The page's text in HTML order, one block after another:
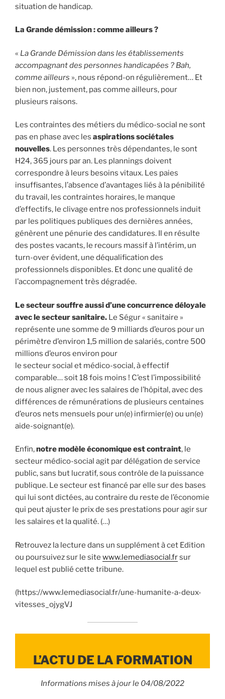
situation de handicap.
La Grande démission : comme ailleurs ?
« La Grande Démission dans les établissements
accompagnant des personnes handicapées ? Bah,
comme ailleurs », nous répond-on régulièrement… Et
bien non, justement, pas comme ailleurs, pour
plusieurs raisons.
Les contraintes des métiers du médico-social ne sont
pas en phase avec les aspirations sociétales
nouvelles. Les personnes très dépendantes, le sont
H24, 365 jours par an. Les plannings doivent
correspondre à leurs besoins vitaux. Les paies
insuffisantes, l’absence d’avantages liés à la pénibilité
du travail, les contraintes horaires, le manque
d’effectifs, le clivage entre nos professionnels induit
par les politiques publiques des dernières années,
génèrent une pénurie des candidatures. Il en résulte
des postes vacants, le recours massif à l’intérim, un
turn-over évident, une déqualification des
professionnels disponibles. Et donc une qualité de
l’accompagnement très dégradée.
Le secteur souffre aussi d’une concurrence déloyale
avec le secteur sanitaire. Le Ségur « sanitaire »
représente une somme de 9 milliards d’euros pour un
périmètre d’environ 1,5 million de salariés, contre 500
millions d’euros environ pour
le secteur social et médico-social, à effectif
comparable… soit 18 fois moins ! C’est l’impossibilité
de nous aligner avec les salaires de l’hôpital, avec des
différences de rémunérations de plusieurs centaines
d’euros nets mensuels pour un(e) infirmier(e) ou un(e)
aide-soignant(e).
Enfin,notre modèle économique est contraint, le
secteur médico-social agit par délégation de service
public, sans but lucratif, sous contrôle de la puissance
publique. Le secteur est financé par elle sur des bases
qui lui sont dictées, au contraire du reste de l’économie
qui peut ajuster le prix de ses prestations pour agir sur
les salaires et la qualité. (…)
Retrouvez la lecture dans un supplément à cet Edition
ou poursuivez sur le site www.lemediasocial.frsur
lequel est publié cette tribune.
(https://www.lemediasocial.fr/une-humanite-a-deux-
vitesses_ojygVJ
L’ACTU DE LA FORMATION
Informations mises à jour le 04/08/2022